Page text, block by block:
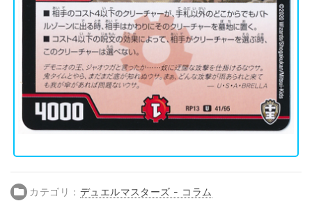
カテゴリ： デュエルマスターズ - コラム